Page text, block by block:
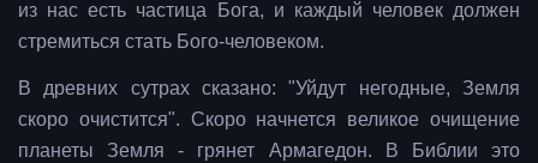
из нас есть частица Бога, и каждый человек должен
стремиться стать Бого-человеком.
В древних сутрах сказано: "Уйдут негодные, Земля
скоро очистится". Скоро начнется великое очищение
планеты Земля - грянет Армагедон. В Библии это